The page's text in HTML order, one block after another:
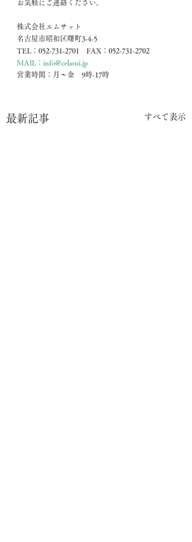
お気軽にご連絡ください。
株式会社エムサット
名古屋市昭和区曙町3-4-5
TEL：052-731-2701　FAX：052-731-2702
MAIL：info@celasui.jp
営業時間：月～金　9時-17時
最新記事 すべて表示